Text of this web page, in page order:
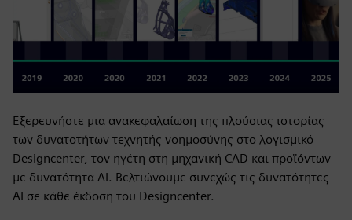
Εξερευνήστε μια ανακεφαλαίωση της πλούσιας ιστορίας
των δυνατοτήτων τεχνητής νοημοσύνης στο λογισμικό
Designcenter, τον ηγέτη στη μηχανική CAD και προϊόντων
με δυνατότητα AI. Βελτιώνουμε συνεχώς τις δυνατότητες
AI σε κάθε έκδοση του Designcenter.